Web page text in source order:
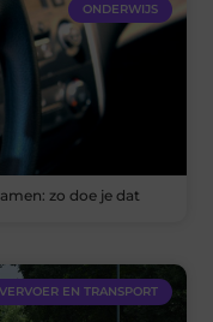
ONDERWIJS
zo doe je dat
VERVOER EN TRANSPORT